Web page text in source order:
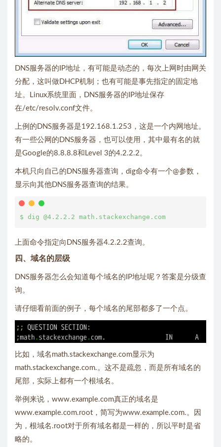
DNS服务器的IP地址，有可能是动态的，每次上网时由网关
分配，这叫做DHCP机制；也有可能是事先指定的固定地
址。Linux系统里面，DNS服务器的IP地址保存
在/etc/resolv.conf文件。
上例的DNS服务器是192.168.1.253，这是一个内网地址。
有一些公网的DNS服务器，也可以使用，其中最有名的就
是Google的8.8.8.8和Level 3的4.2.2.2。
本机只向自己的DNS服务器查询，dig命令有一个@参数，
显示向其他DNS服务器查询的结果。
上面命令指定向DNS服务器4.2.2.2查询。
四、域名的层级
DNS服务器怎么会知道每个域名的IP地址呢？答案是分级查
询。
请仔细看前面的例子，每个域名的尾部都多了一个点。
比如，域名math.stackexchange.com显示为
math.stackexchange.com.。这不是疏忽，而是所有域名的
尾部，实际上都有一个根域名。
举例来说，www.example.com真正的域名是
www.example.com.root，简写为www.example.com.。因
为，根域名.root对于所有域名都是一样的，所以平时是省
略的。